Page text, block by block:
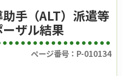
手（ALT）派遣等
ザル結果
ページ番号：P-010134